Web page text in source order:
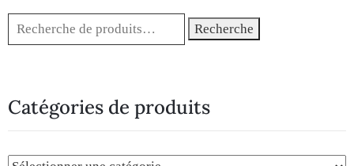
Recherche
Catégories de produits